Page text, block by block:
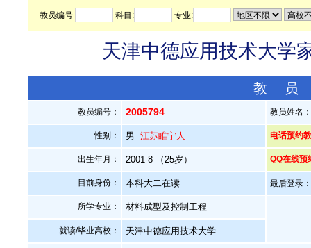
教员编号 科目: 专业:
天津中德应用技术大学
教
教员编号： 2005794 教员姓名
性别： 男 江苏睢宁人 电话预约
出生年月： 2001-8 （25岁） QQ在线预
目前身份： 本科大二在读 最后登录
所学专业： 材料成型及控制工程
就读/毕业高校： 天津中德应用技术大学